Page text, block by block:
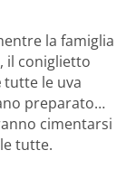
la famiglia
il coniglietto
tutte le uva
preparato…
cimentarsi
tutte.